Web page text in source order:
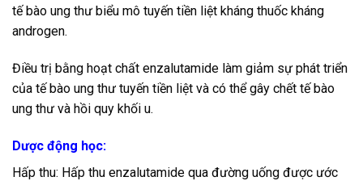
tế bào ung thư biểu mô tuyến tiền liệt kháng thuốc kháng
androgen.
Điều trị bằng hoạt chất enzalutamide làm giảm sự phát triển
của tế bào ung thư tuyến tiền liệt và có thể gây chết tế bào
ung thư và hồi quy khối u.
Dược động học:
Hấp thu: Hấp thu enzalutamide qua đường uống được ước